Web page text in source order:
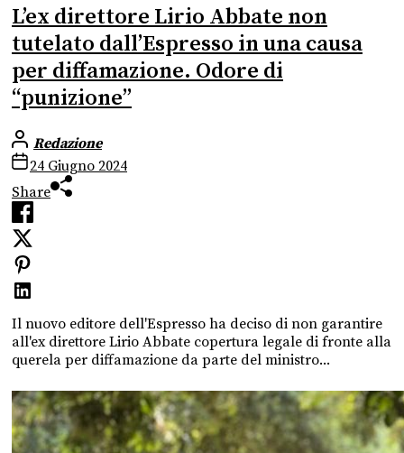
L’ex direttore Lirio Abbate non
tutelato dall’Espresso in una causa
per diffamazione. Odore di
“punizione”
Redazione
24 Giugno 2024
Share
Il nuovo editore dell'Espresso ha deciso di non garantire
all'ex direttore Lirio Abbate copertura legale di fronte alla
querela per diffamazione da parte del ministro...